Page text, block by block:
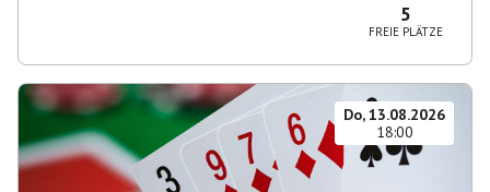
5
FREIE PLÄTZE
Do, 13.08.2026
18:00